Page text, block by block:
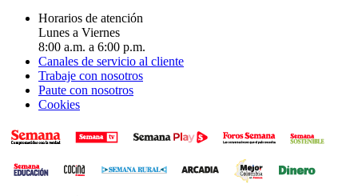
Horarios de atención
Lunes a Viernes
8:00 a.m. a 6:00 p.m.
Canales de servicio al cliente
Trabaje con nosotros
Paute con nosotros
Cookies